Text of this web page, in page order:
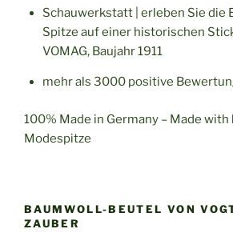
Schauwerkstatt | erleben Sie die
Spitze auf einer historischen
VOMAG, Baujahr 1911
mehr als 3000 positive
100% Made in Germany – Made with
Modespitze
BAUMWOLL-BEUTEL VON
ZAUBER